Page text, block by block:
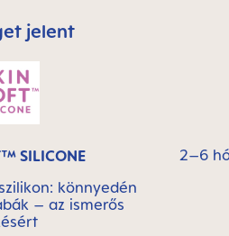
Icon Bar
jelent
SILICONE
könnyedén
– az ismerős
2–6